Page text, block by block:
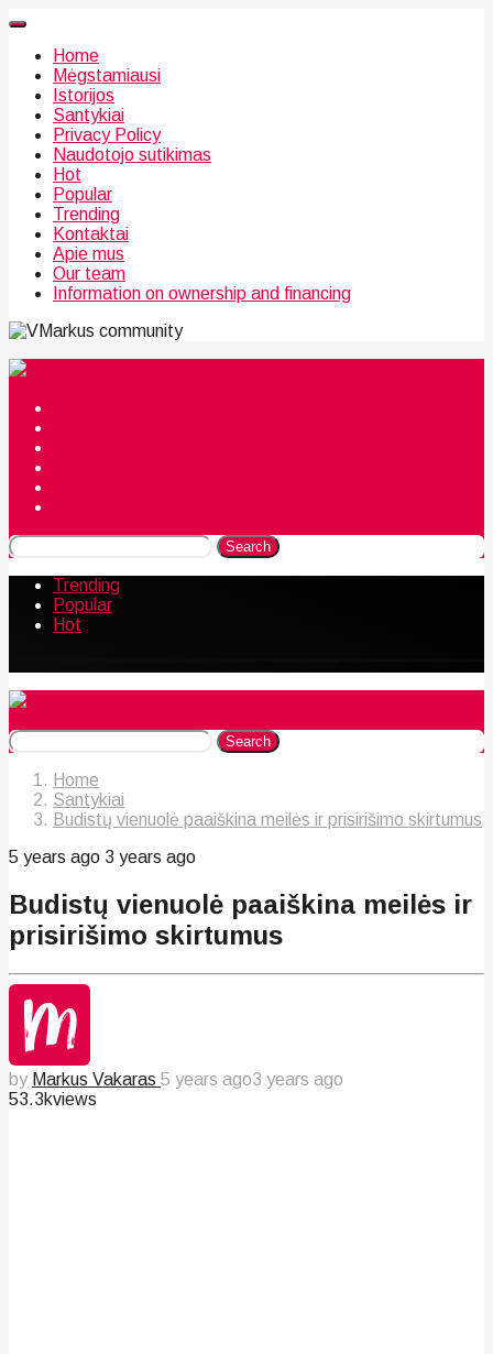
Home
Mėgstamiausi
Istorijos
Santykiai
Privacy Policy
Naudotojo sutikimas
Hot
Popular
Trending
Kontaktai
Apie mus
Our team
Information on ownership and financing
community
Search
Trending
Popular
Hot
Search
Home
Santykiai
Budistų vienuolė paaiškina meilės ir prisirišimo skirtumus
5 years ago 3 years ago
Budistų vienuolė paaiškina meilės ir
prisirišimo skirtumus
by Markus Vakaras 5 years ago3 years ago
53.3kviews